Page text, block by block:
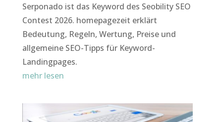
Serponado ist das Keyword des Seobility SEO
Contest 2026. homepagezeit erklärt
Bedeutung, Regeln, Wertung, Preise und
allgemeine SEO-Tipps für Keyword-
Landingpages.
mehr lesen